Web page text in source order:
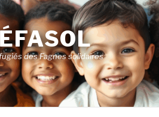
des Fagnes solidaires